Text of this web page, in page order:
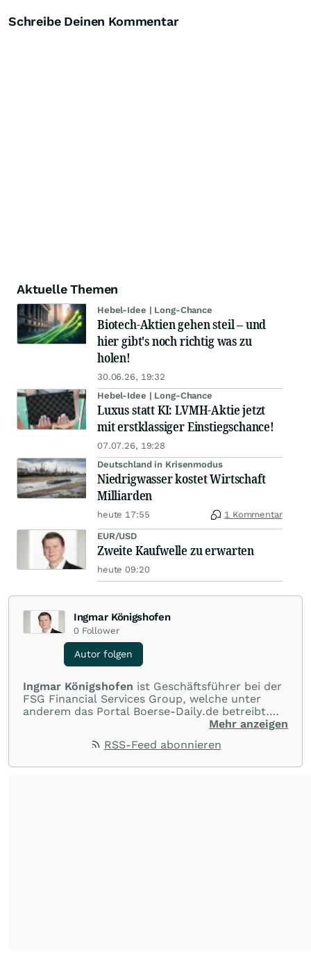
Schreibe Deinen Kommentar
Aktuelle Themen
Hebel-Idee | Long-Chance
Biotech-Aktien gehen steil – und
hier gibt's noch richtig was zu
holen!
30.06.26, 19:32
Hebel-Idee | Long-Chance
Luxus statt KI: LVMH-Aktie jetzt
mit erstklassiger Einstiegschance!
07.07.26, 19:28
Deutschland in Krisenmodus
Niedrigwasser kostet Wirtschaft
Milliarden
heute 17:55 1 Kommentar
EUR/USD
Zweite Kaufwelle zu erwarten
heute 09:20
Ingmar Königshofen
0 Follower
Autor folgen
Ingmar Königshofen ist Geschäftsführer bei der
FSG Financial Services Group, welche unter
anderem das Portal Boerse-Daily.de betreibt.
Dort werden mehrmals täglich top-aktuelle
besonders attraktiven Einzelwerten
Mehr anzeigen
RSS-Feed abonnieren